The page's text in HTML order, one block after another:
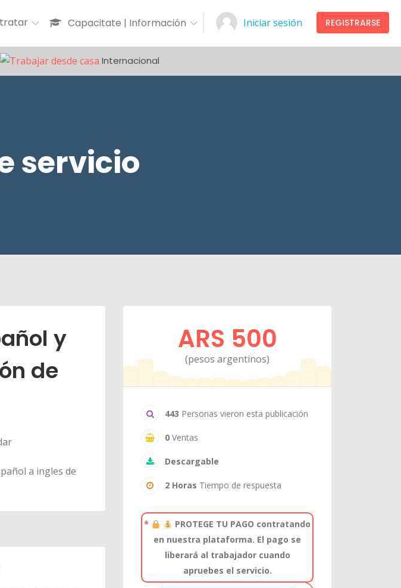
Capacitate | Información Iniciar sesión REGISTRARSE
Internacional
servicio
y
de
a ingles de
ARS 500
(pesos argentinos)
443 Personas vieron esta publicación
0 Ventas
Descargable
2 Horas Tiempo de respuesta
*
PROTEGE TU PAGO contratando
en nuestra plataforma. El pago se
liberará al trabajador cuando
apruebes el servicio.